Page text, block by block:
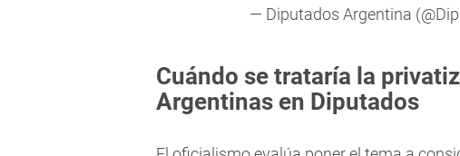
— Diputados Argentina
Cuándo se trataría la
Argentinas en Diputados